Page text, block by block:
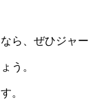
ら、ぜひジャー
う。
。